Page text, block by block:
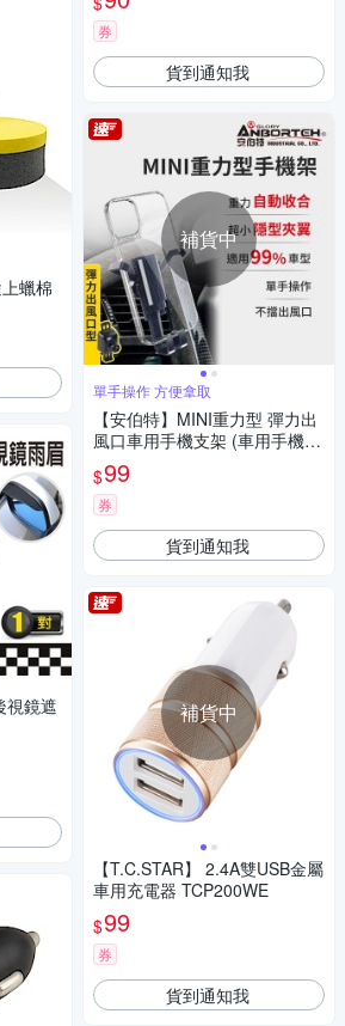
蠟棉
視鏡遮
券
貨到通知我
補貨中
單手操作 方便拿取
【安伯特】MINI重力型 彈力出
風口車用手機支架 (車用手機架
汽車手機架 車載支架)-快
$99
券
貨到通知我
補貨中
【T.C.STAR】 2.4A雙USB金屬
車用充電器 TCP200WE
$99
券
貨到通知我